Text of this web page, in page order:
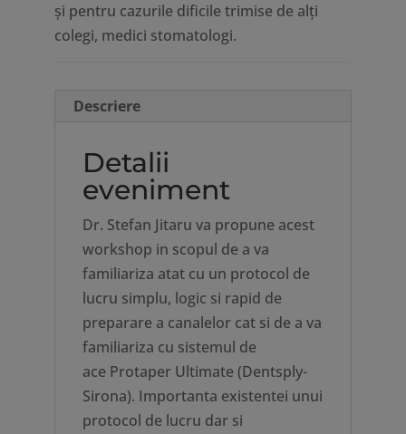
şi pentru cazurile dificile trimise de alţi
colegi, medici stomatologi.
Descriere
Detalii
eveniment
Dr. Stefan Jitaru va propune acest
workshop in scopul de a va
familiariza atat cu un protocol de
lucru simplu, logic si rapid de
preparare a canalelor cat si de a va
familiariza cu sistemul de
ace Protaper Ultimate (Dentsply-
Sirona). Importanta existentei unui
protocol de lucru dar si